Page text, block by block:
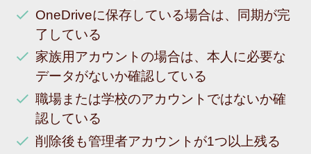
OneDriveに保存している場合は、同期が完
了している
家族用アカウントの場合は、本人に必要な
データがないか確認している
職場または学校のアカウントではないか確
認している
削除後も管理者アカウントが1つ以上残る